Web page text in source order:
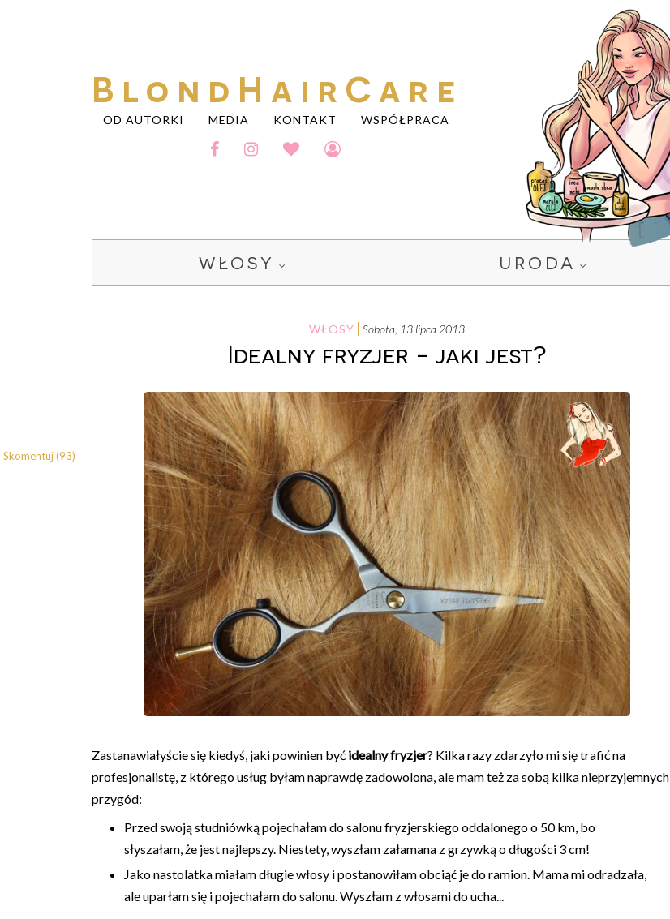
BlondHairCare
OD AUTORKI MEDIA KONTAKT WSPÓŁPRACA
WŁOSY URODA
WŁOSY sobota, 13 lipca 2013
Idealny fryzjer - jaki jest?
Zastanawiałyście się kiedyś, jaki powinien być idealny fryzjer? Kilka razy zdarzyło mi się trafić na
profesjonalistę, z którego usług byłam naprawdę zadowolona, ale mam też za sobą kilka nieprzyjemnych
przygód:
Przed swoją studniówką pojechałam do salonu fryzjerskiego oddalonego o 50 km, bo
słyszałam, że jest najlepszy. Niestety, wyszłam załamana z grzywką o długości 3 cm!
Jako nastolatka miałam długie włosy i postanowiłam obciąć je do ramion. Mama mi odradzała,
ale uparłam się i pojechałam do salonu. Wyszłam z włosami do ucha...
Skomentuj (93)